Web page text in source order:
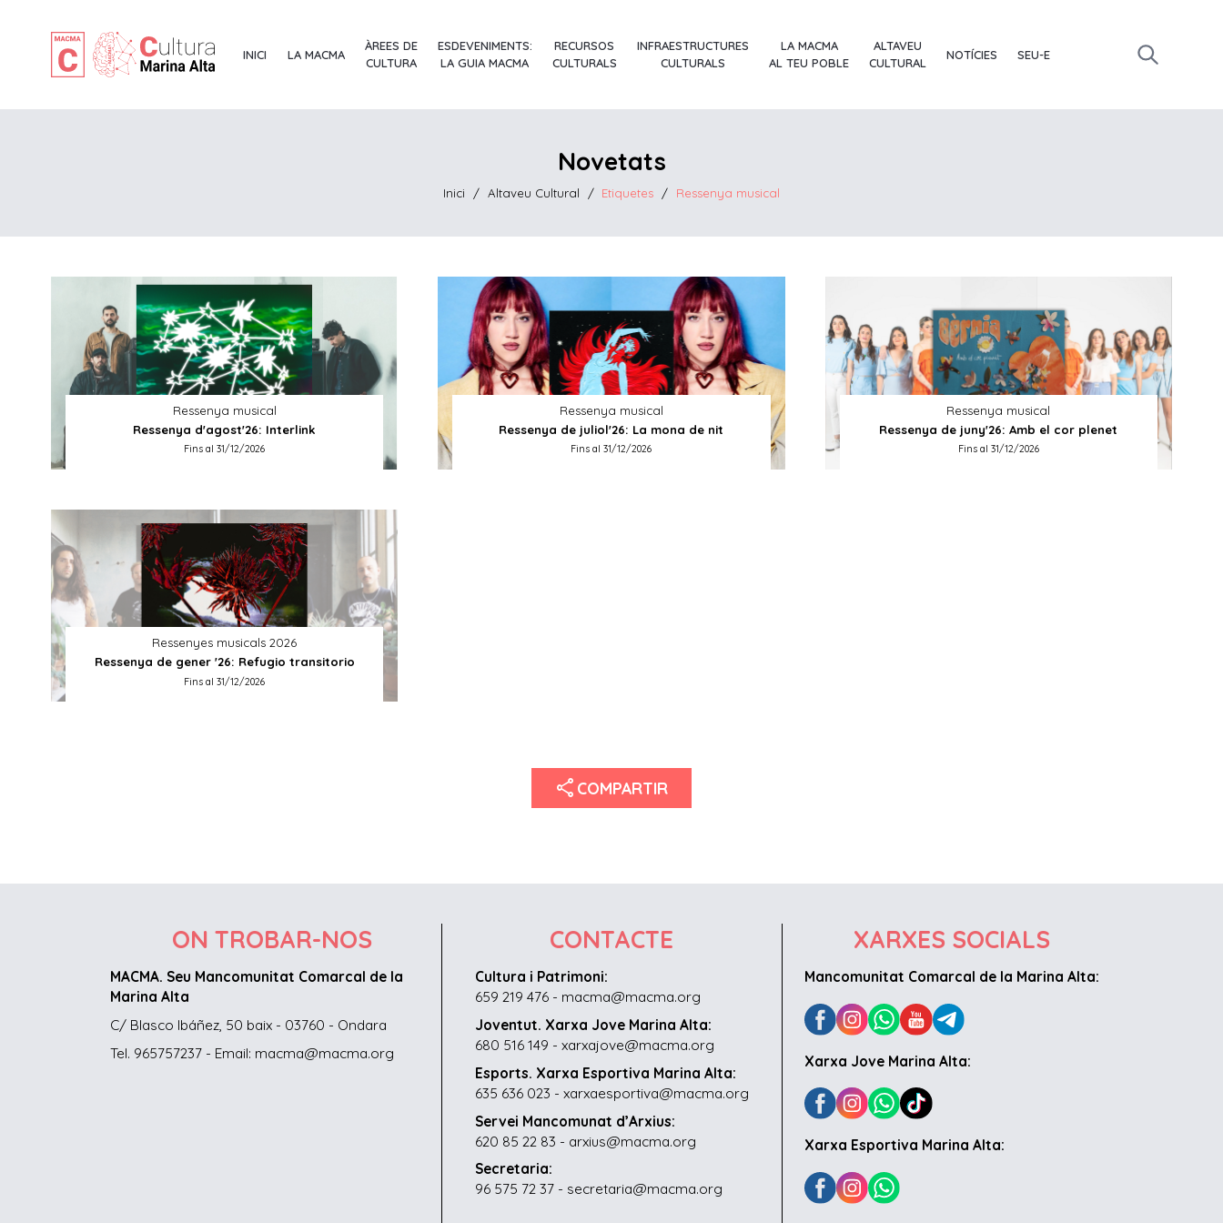
INICI LA MACMA
ÀREES DE
CULTURA
ESDEVENIMENTS:
LA GUIA MACMA
RECURSOS
CULTURALS
INFRAESTRUCTURES
CULTURALS
LA MACMA
AL TEU POBLE
ALTAVEU
CULTURAL
NOTÍCIES SEU-E
Novetats
Inici / Altaveu Cultural / Etiquetes / Ressenya musical
Ressenya musical
Ressenya d'agost'26: Interlink
Fins al 31/12/2026
Ressenya musical
Ressenya de juliol'26: La mona de nit
Fins al 31/12/2026
Ressenya musical
Ressenya de juny'26: Amb el cor plenet
Fins al 31/12/2026
Ressenyes musicals 2026
Ressenya de gener '26: Refugio transitorio
Fins al 31/12/2026
share COMPARTIR
ON TROBAR-NOS
MACMA. Seu Mancomunitat Comarcal de la
Marina Alta
C/ Blasco Ibáñez, 50 baix - 03760 - Ondara
Tel. 965757237 - Email: macma@macma.org
CONTACTE
Cultura i Patrimoni:
659 219 476 - macma@macma.org
Joventut. Xarxa Jove Marina Alta:
680 516 149 - xarxajove@macma.org
Esports. Xarxa Esportiva Marina Alta:
635 636 023 - xarxaesportiva@macma.org
Servei Mancomunat d’Arxius:
620 85 22 83 - arxius@macma.org
Secretaria:
96 575 72 37 - secretaria@macma.org
XARXES SOCIALS
Mancomunitat Comarcal de la Marina Alta:
Xarxa Jove Marina Alta:
Xarxa Esportiva Marina Alta: